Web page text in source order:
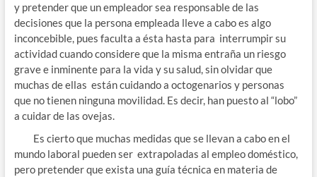
y pretender que un empleador sea responsable de las
decisiones que la persona empleada lleve a cabo es algo
inconcebible, pues faculta a ésta hasta para interrumpir su
actividad cuando considere que la misma entraña un riesgo
grave e inminente para la vida y su salud, sin olvidar que
muchas de ellas están cuidando a octogenarios y personas
que no tienen ninguna movilidad. Es decir, han puesto al “lobo”
a cuidar de las ovejas.
Es cierto que muchas medidas que se llevan a cabo en el
mundo laboral pueden ser extrapoladas al empleo doméstico,
pero pretender que exista una guía técnica en materia de